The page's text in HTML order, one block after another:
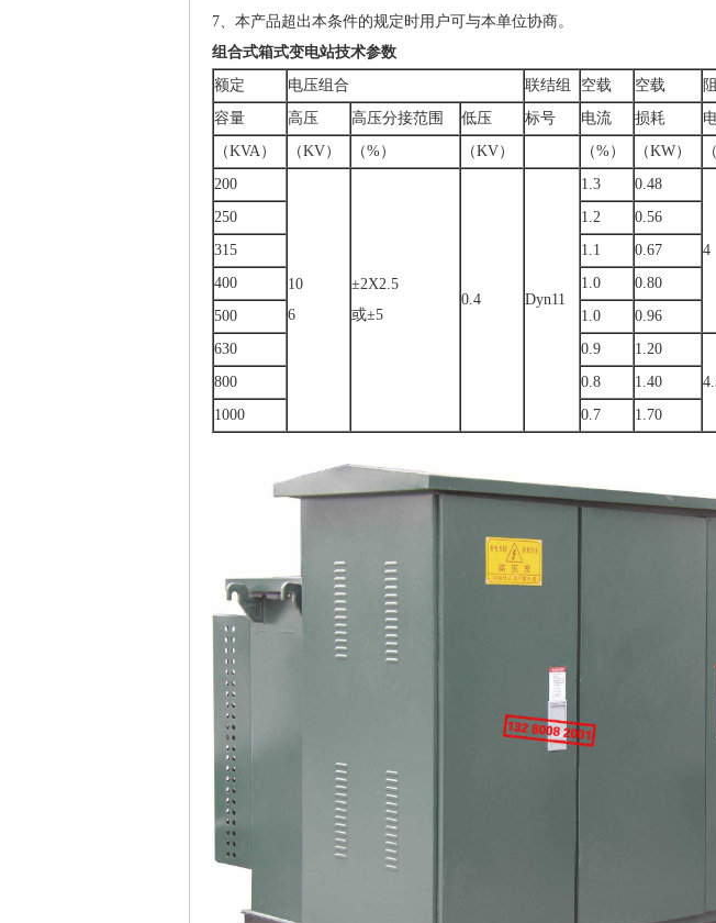
7、本产品超出本条件的规定时用户可与本单位协商。
组合式箱式变电站技术参数
额定
电压组合 联结组 空载 空载
容量
高压 高压分接范围 低压 标号 电流 损耗
（KVA）
（KV） （%） （KV） （%） （KW）
200
10
6
±2X2.5
或±5
0.4 Dyn11
1.3 0.48
4
250
1.2 0.56
315
1.1 0.67
400
1.0 0.80
500
1.0 0.96
630
0.9
1.20
800
0.8 1.40
1000
0.7 1.70